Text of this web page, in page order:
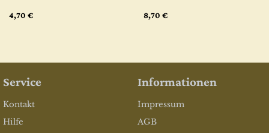
4,70 € 8,70 €
Service
Kontakt
Hilfe
Informationen
Impressum
AGB